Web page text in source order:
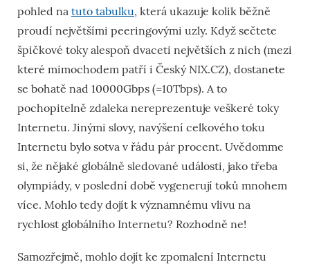
pohled na tuto tabulku, která ukazuje kolik běžně
proudí největšími peeringovými uzly. Když sečtete
špičkové toky alespoň dvaceti největších z nich (mezi
které mimochodem patří i Český NIX.CZ), dostanete
se bohatě nad 10000Gbps (=10Tbps). A to
pochopitelně zdaleka nereprezentuje veškeré toky
Internetu. Jinými slovy, navýšení celkového toku
Internetu bylo sotva v řádu pár procent. Uvědomme
si, že nějaké globálně sledované události, jako třeba
olympiády, v poslední době vygenerují toků mnohem
více. Mohlo tedy dojít k významnému vlivu na
rychlost globálního Internetu? Rozhodně ne!
Samozřejmě, mohlo dojít ke zpomalení Internetu